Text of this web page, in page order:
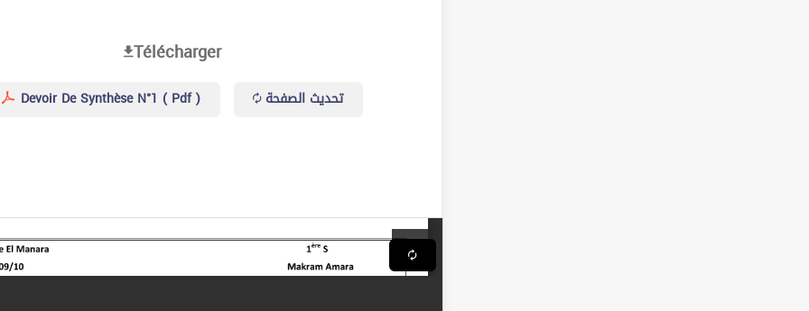
Télécharger
Devoir De Synthèse N°1 ( Pdf ) تحديث الصفحة